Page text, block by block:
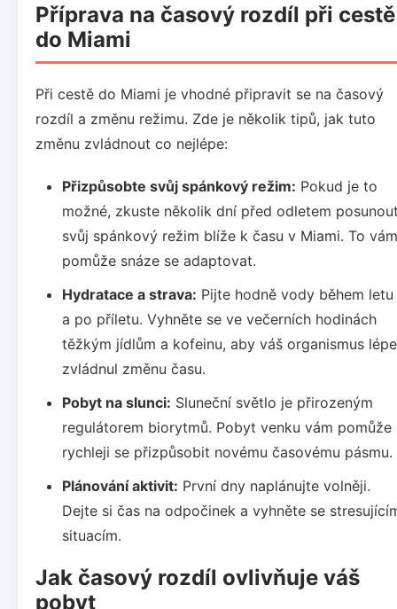
Příprava na časový rozdíl při cestě
do Miami
Při cestě do Miami je vhodné připravit se na časový
rozdíl a změnu režimu. Zde je několik tipů, jak tuto
změnu zvládnout co nejlépe:
Přizpůsobte svůj spánkový režim: Pokud je to
možné, zkuste několik dní před odletem
svůj spánkový režim blíže k času v Miami. To vám
pomůže snáze se adaptovat.
Hydratace a strava: Pijte hodně vody během letu
a po příletu. Vyhněte se ve večerních hodinách
těžkým jídlům a kofeinu, aby váš organismus lépe
zvládnul změnu času.
Pobyt na slunci: Sluneční světlo je přirozeným
regulátorem biorytmů. Pobyt venku vám pomůže
rychleji se přizpůsobit novému časovému pásmu.
Plánování aktivit: První dny naplánujte volněji.
Dejte si čas na odpočinek a vyhněte se
situacím.
Jak časový rozdíl ovlivňuje váš
pobyt